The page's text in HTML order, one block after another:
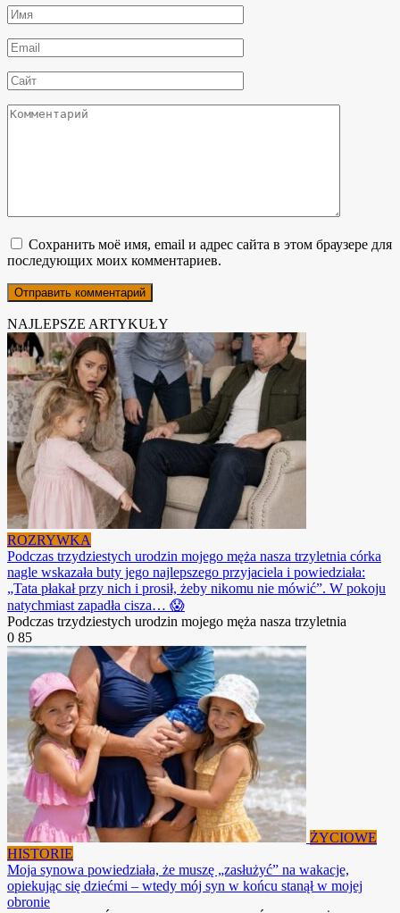
Имя
*
Email
*
Сайт
Комментарий
Сохранить моё имя, email и адрес сайта в этом браузере для
последующих моих комментариев.
NAJLEPSZE ARTYKUŁY
ROZRYWKA
Podczas trzydziestych urodzin mojego męża nasza trzyletnia córka
nagle wskazała buty jego najlepszego przyjaciela i powiedziała:
„Tata płakał przy nich i prosił, żeby nikomu nie mówić”. W pokoju
natychmiast zapadła cisza… 😱
Podczas trzydziestych urodzin mojego męża nasza trzyletnia
0 85
ŻYCIOWE
HISTORIE
Moja synowa powiedziała, że ​​muszę „zasłużyć” na wakacje,
opiekując się dziećmi – wtedy mój syn w końcu stanął w mojej
obronie